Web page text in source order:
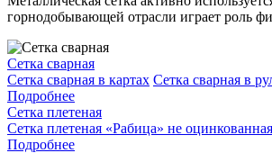
горнодобывающей отрасли играет роль
Сетка сварная
Сетка сварная в картах Сетка сварная в
Подробнее
Сетка плетеная
Сетка плетеная «Рабица» не оцинкованная
Подробнее